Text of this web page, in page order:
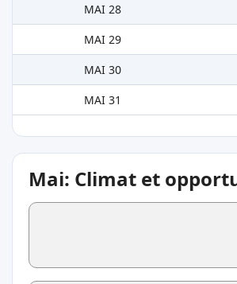
MAI 28
MAI 29
MAI 30
MAI 31
Mai: Climat et